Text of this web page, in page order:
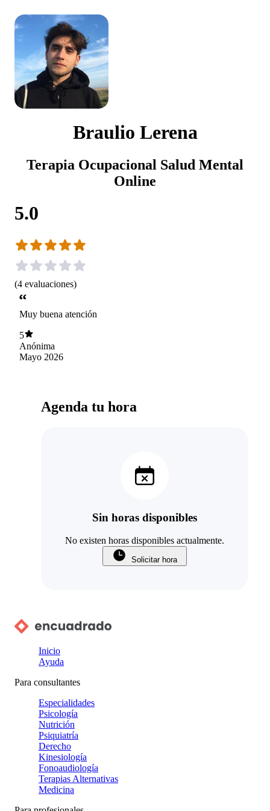
Braulio Lerena
Terapia Ocupacional Salud Mental
Online
5.0
(4 evaluaciones)
Muy buena atención
5
Anónima
Mayo 2026
Agenda tu hora
Sin horas disponibles
No existen horas disponibles actualmente.
Solicitar hora
Inicio
Ayuda
Para consultantes
Especialidades
Psicología
Nutrición
Psiquiatría
Derecho
Kinesiología
Fonoaudiología
Terapias Alternativas
Medicina